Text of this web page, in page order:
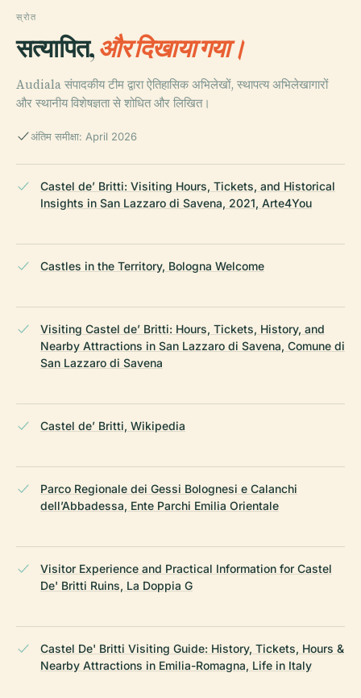
स्रोत
सत्यापित,और दिखाया गया।
Audiala संपादकीय टीम द्वारा ऐतिहासिक अभिलेखों, स्थापत्य अभिलेखागारों
और स्थानीय विशेषज्ञता से शोधित और लिखित।
अंतिम समीक्षा: April 2026
Castel de’ Britti: Visiting Hours, Tickets, and Historical
Insights in San Lazzaro di Savena, 2021, Arte4You
Castles in the Territory, Bologna Welcome
Visiting Castel de’ Britti: Hours, Tickets, History, and
Nearby Attractions in San Lazzaro di Savena, Comune di
San Lazzaro di Savena
Castel de’ Britti, Wikipedia
Parco Regionale dei Gessi Bolognesi e Calanchi
dell’Abbadessa, Ente Parchi Emilia Orientale
Visitor Experience and Practical Information for Castel
De' Britti Ruins, La Doppia G
Castel De' Britti Visiting Guide: History, Tickets, Hours &
Nearby Attractions in Emilia-Romagna, Life in Italy